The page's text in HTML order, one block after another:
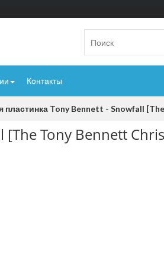
Контакты
пластинка Tony Bennett - Snowfall
Tony Bennett